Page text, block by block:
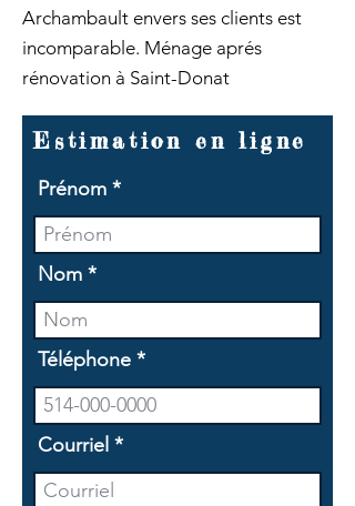
Archambault envers ses clients est
incomparable. Ménage aprés
rénovation à Saint-Donat
Estimation en ligne
Prénom
Nom
Téléphone
Courriel